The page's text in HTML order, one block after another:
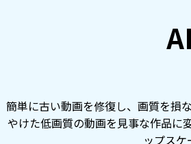
りとした鮮明な映像を提供します。
簡単に古い動画を修復し、画質を損
やけた低画質の動画を見事な作品に
ップス